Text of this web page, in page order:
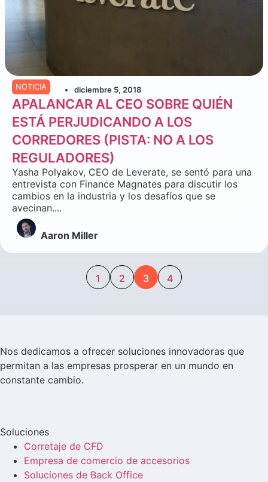
NOTICIA diciembre 5, 2018
APALANCAR AL CEO SOBRE QUIÉN
ESTÁ PERJUDICANDO A LOS
CORREDORES (PISTA: NO A LOS
REGULADORES)
Yasha Polyakov, CEO de Leverate, se sentó para una
entrevista con Finance Magnates para discutir los
cambios en la industria y los desafíos que se
avecinan....
Aaron Miller
1 2 3 4
Nos dedicamos a ofrecer soluciones innovadoras que
permitan a las empresas prosperar en un mundo en
constante cambio.
Soluciones
Corretaje de CFD
Empresa de comercio de accesorios
Soluciones de Back Office